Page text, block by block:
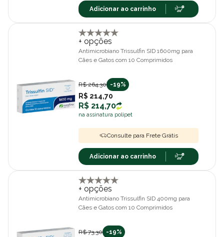
Adicionar ao carrinho
+ opções
Antimicrobiano Trissulfin SID 1600mg para
Cães e Gatos com 10 Comprimidos
R$ 264,30 -19%
R$ 214,70
R$ 214,70
na assinatura polipet
Consulte para Frete Grátis
Adicionar ao carrinho
+ opções
Antimicrobiano Trissulfin SID 400mg para
Cães e Gatos com 10 Comprimidos
R$ 73,30 -19%